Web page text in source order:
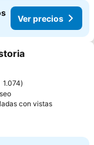
Ver precios
1.074
con vistas